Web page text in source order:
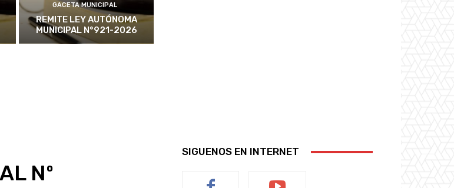
GACETA MUNICIPAL
REMITE LEY AUTÓNOMA
MUNICIPAL N°921-2026